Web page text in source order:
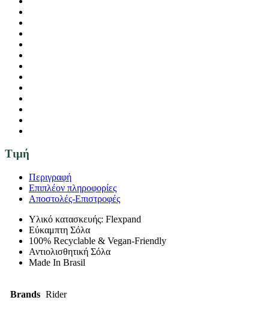
Τιμή
Περιγραφή
Επιπλέον πληροφορίες
Αποστολές-Επιστροφές
Υλικό κατασκευής: Flexpand
Εύκαμπτη Σόλα
100% Recyclable & Vegan-Friendly
Αντιολισθητική Σόλα
Made In Brasil
Brands Rider